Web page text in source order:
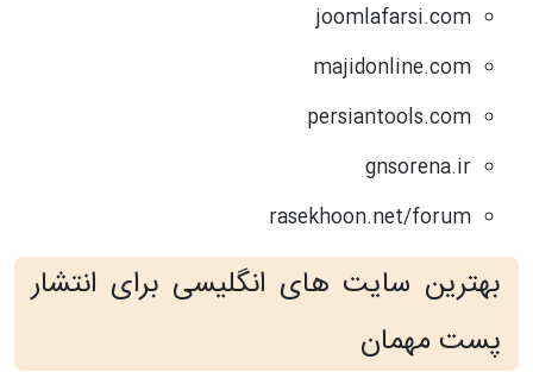
joomlafarsi.com
majidonline.com
persiantools.com
gnsorena.ir
rasekhoon.net/forum
بهترین سایت های انگلیسی برای انتشار
پست مهمان